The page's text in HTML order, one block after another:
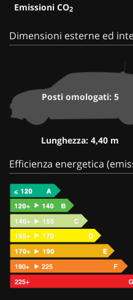
Emissioni CO2
Dimensioni esterne ed
Posti omologati: 5
Lunghezza: 4,40 m
Efficienza energetica